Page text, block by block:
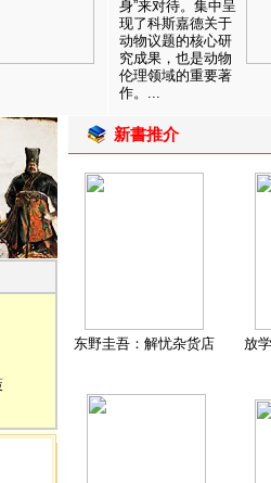
身”来对待。集中呈
现了科斯嘉德关于
动物议题的核心研
究成果，也是动物
伦理领域的重要著
作。...
新書推介
东野圭吾：解忧杂货店 放